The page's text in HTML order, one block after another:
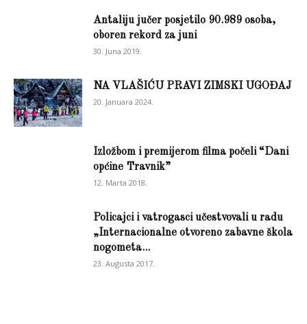
Antaliju jučer posjetilo 90.989 osoba,
oboren rekord za juni
30. Juna 2019.
NA VLAŠIĆU PRAVI ZIMSKI UGOĐAJ
20. Januara 2024.
Izložbom i premijerom filma počeli “Dani
općine Travnik”
12. Marta 2018.
Policajci i vatrogasci učestvovali u radu
„Internacionalne otvoreno zabavne škola
nogometa...
23. Augusta 2017.